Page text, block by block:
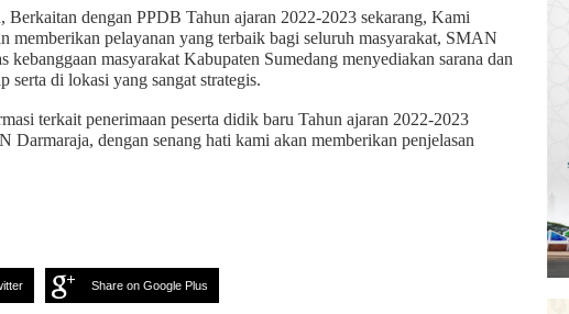
dengan PPDB Tahun ajaran 2022-2023 sekarang, Kami
memberikan pelayanan yang terbaik bagi seluruh masyarakat, SMAN
kebanggaan masyarakat Kabupaten Sumedang menyediakan sarana dan
serta di lokasi yang sangat strategis.
terkait penerimaan peserta didik baru Tahun ajaran 2022-2023
Darmaraja, dengan senang hati kami akan memberikan penjelasan
Share on Google Plus